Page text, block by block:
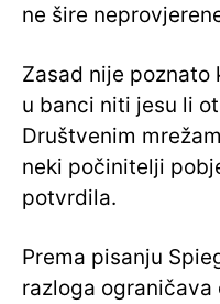
ne šire
Zasad nije poznato
u banci niti jesu li
Društvenim
neki počinitelji
potvrdila.
Prema pisanju
razloga